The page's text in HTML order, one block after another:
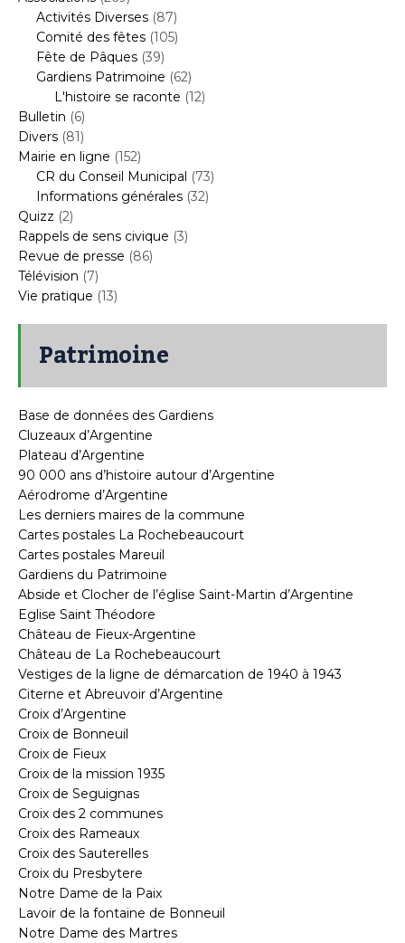
Activités Diverses (87)
Comité des fêtes (105)
Fête de Pâques (39)
Gardiens Patrimoine (62)
L'histoire se raconte (12)
Bulletin (6)
Divers (81)
Mairie en ligne (152)
CR du Conseil Municipal (73)
Informations générales (32)
Quizz (2)
Rappels de sens civique (3)
Revue de presse (86)
Télévision (7)
Vie pratique (13)
Patrimoine
Base de données des Gardiens
Cluzeaux d’Argentine
Plateau d’Argentine
90 000 ans d’histoire autour d’Argentine
Aérodrome d’Argentine
Les derniers maires de la commune
Cartes postales La Rochebeaucourt
Cartes postales Mareuil
Gardiens du Patrimoine
Abside et Clocher de l’église Saint-Martin d’Argentine
Eglise Saint Théodore
Château de Fieux-Argentine
Château de La Rochebeaucourt
Vestiges de la ligne de démarcation de 1940 à 1943
Citerne et Abreuvoir d’Argentine
Croix d’Argentine
Croix de Bonneuil
Croix de Fieux
Croix de la mission 1935
Croix de Seguignas
Croix des 2 communes
Croix des Rameaux
Croix des Sauterelles
Croix du Presbytere
Notre Dame de la Paix
Lavoir de la fontaine de Bonneuil
Notre Dame des Martres